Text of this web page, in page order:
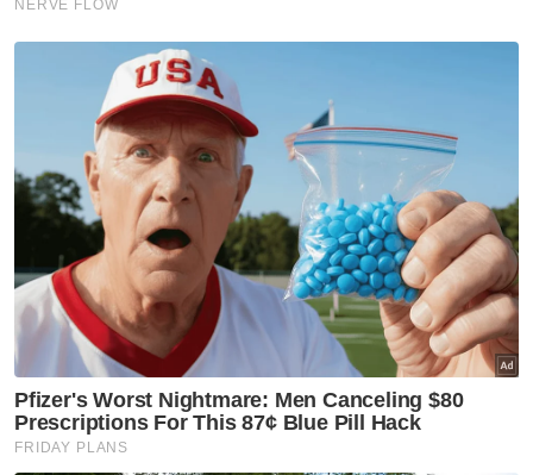
lagi untuk menghapuskan halangan tersebut.
"Begitu juga dengan pegangan ekuiti dalam
sektor strategik, serta beberapa permintaan
mereka untuk mengkaji semula undang-
undang pada platform digital,” katanya pada
Sidang Media Berkaitan Tarif AS, di sini pada
Jumaat.
Tengku Zafrul menambah, rundingan akan
terus dijalankan sebagai sebahagian daripada
strategi jangka panjang untuk memperkukuh
kedudukan perdagangan Malaysia sambil
melindungi industri tempatan.
Artikel Berkaitan: